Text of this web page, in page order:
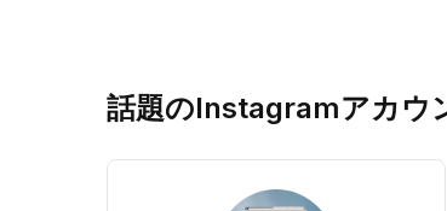
話題のInstagramアカウ